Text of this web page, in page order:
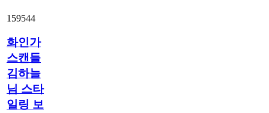
159544
화인가
스캔들
김하늘
님 스타
일링 보